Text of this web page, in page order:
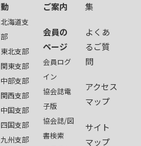
動
北海道支
部
東北支部
関東支部
中部支部
関西支部
中国支部
四国支部
九州支部
ご案内
会員の
ページ
会員ログ
イン
協会誌電
子版
協会誌/図
書検索
集
よくあ
るご質
問
アクセス
マップ
サイト
マップ